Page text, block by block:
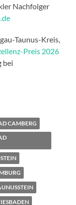
Nachfolger
Taunus-Kreis,
Preis 2026
bei
CAMBERG